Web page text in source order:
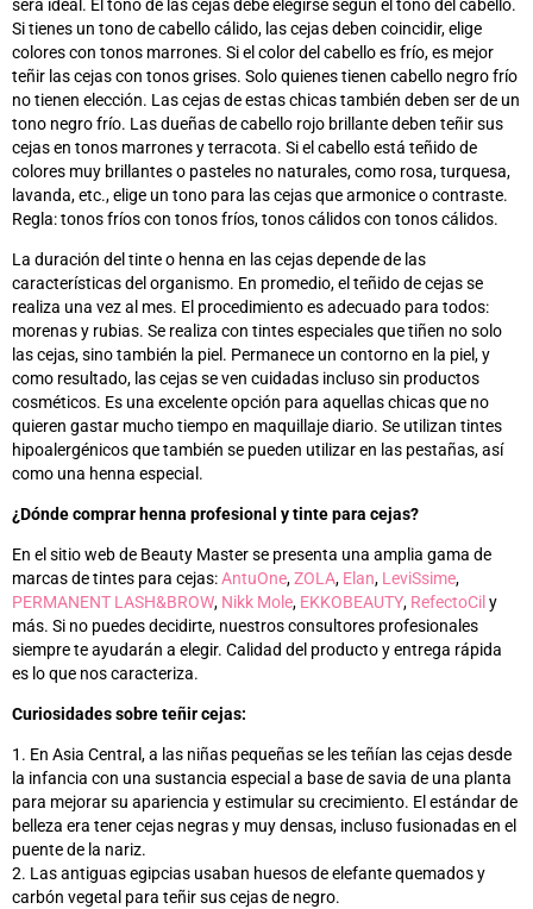
será ideal. El tono de las cejas debe elegirse según el tono del cabello.
Si tienes un tono de cabello cálido, las cejas deben coincidir, elige
colores con tonos marrones. Si el color del cabello es frío, es mejor
teñir las cejas con tonos grises. Solo quienes tienen cabello negro frío
no tienen elección. Las cejas de estas chicas también deben ser de un
tono negro frío. Las dueñas de cabello rojo brillante deben teñir sus
cejas en tonos marrones y terracota. Si el cabello está teñido de
colores muy brillantes o pasteles no naturales, como rosa, turquesa,
lavanda, etc., elige un tono para las cejas que armonice o contraste.
Regla: tonos fríos con tonos fríos, tonos cálidos con tonos cálidos.
La duración del tinte o henna en las cejas depende de las
características del organismo. En promedio, el teñido de cejas se
realiza una vez al mes. El procedimiento es adecuado para todos:
morenas y rubias. Se realiza con tintes especiales que tiñen no solo
las cejas, sino también la piel. Permanece un contorno en la piel, y
como resultado, las cejas se ven cuidadas incluso sin productos
cosméticos. Es una excelente opción para aquellas chicas que no
quieren gastar mucho tiempo en maquillaje diario. Se utilizan tintes
hipoalergénicos que también se pueden utilizar en las pestañas, así
como una henna especial.
¿Dónde comprar henna profesional y tinte para cejas?
En el sitio web de Beauty Master se presenta una amplia gama de
marcas de tintes para cejas:AntuOne,ZOLA, Elan, LeviSsime,
PERMANENT LASH&BROW, Nikk Mole, EKKOBEAUTY, RefectoCil y
más. Si no puedes decidirte, nuestros consultores profesionales
siempre te ayudarán a elegir. Calidad del producto y entrega rápida
es lo que nos caracteriza.
Curiosidades sobre teñir cejas:
1. En Asia Central, a las niñas pequeñas se les teñían las cejas desde
la infancia con una sustancia especial a base de savia de una planta
para mejorar su apariencia y estimular su crecimiento. El estándar de
belleza era tener cejas negras y muy densas, incluso fusionadas en el
puente de la nariz.
2. Las antiguas egipcias usaban huesos de elefante quemados y
carbón vegetal para teñir sus cejas de negro.